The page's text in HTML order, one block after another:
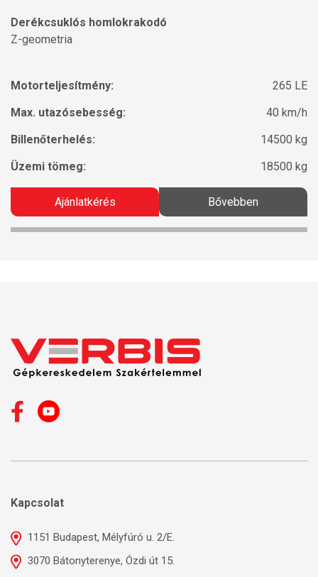
Derékcsuklós homlokrakodó
Z-geometria
Motorteljesítmény:
265 LE
Max. utazósebesség:
40 km/h
Billenőterhelés:
14500 kg
Üzemi tömeg:
18500 kg
Ajánlatkérés Bővebben
Kapcsolat
1151 Budapest, Mélyfúró u. 2/E.
3070 Bátonyterenye, Ózdi út 15.